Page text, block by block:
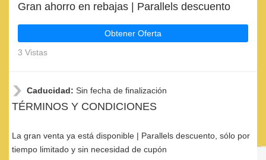
Gran ahorro en rebajas | Parallels descuento
Obtener Oferta
3 Vistas
Caducidad: Sin fecha de finalización
TÉRMINOS Y CONDICIONES
La gran venta ya está disponible | Parallels descuento, sólo por
tiempo limitado y sin necesidad de cupón